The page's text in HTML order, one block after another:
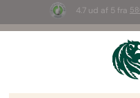
4.7 ud af 5 fra
ummer
på udvalgte